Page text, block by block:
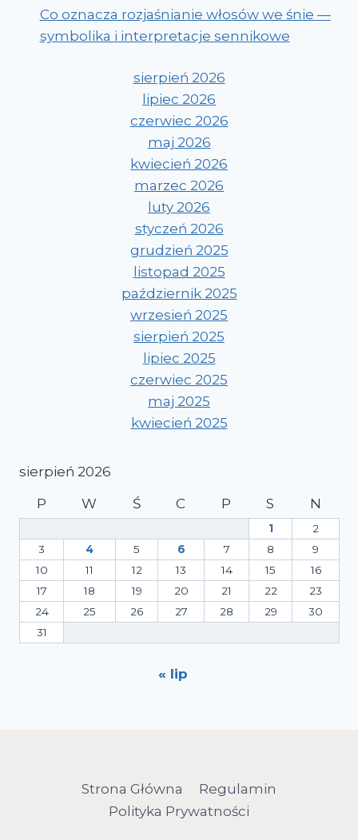
Co oznacza rozjaśnianie włosów we śnie —
symbolika i interpretacje sennikowe
sierpień 2026
lipiec 2026
czerwiec 2026
maj 2026
kwiecień 2026
marzec 2026
luty 2026
styczeń 2026
grudzień 2025
listopad 2025
październik 2025
wrzesień 2025
sierpień 2025
lipiec 2025
czerwiec 2025
maj 2025
kwiecień 2025
sierpień 2026
P
W Ś C P S N
1
2
3
4 5 6 7 8
9
10
11 12 13 14 15
16
17
18 19 20 21 22
23
24
25 26 27 28 29
30
31
« lip
Strona Główna
Regulamin
Polityka Prywatności